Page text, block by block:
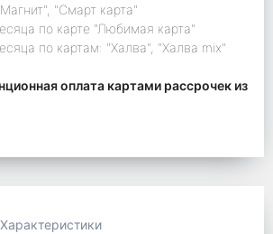
"Смарт карта"
по карте "Любимая карта"
по картам: "Халва", "Халва mix"
оплата картами рассрочек из
Характеристики